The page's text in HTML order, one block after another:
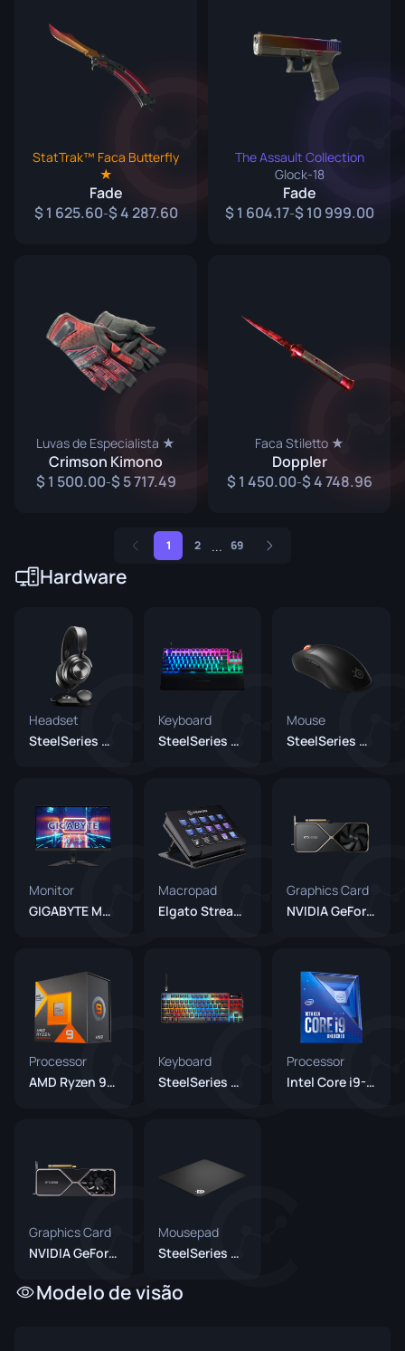
StatTrak™ Faca Butterfly
★
Fade
1 625.60- 4 287.60
The Assault Collection
Glock-18
Fade
1 604.17- 10 999.00
Luvas de Especialista ★
Crimson Kimono
1 500.00- 5 717.49
Faca Stiletto ★
Doppler
1 450.00- 4 748.96
1 2 ... 69
Hardware
Headset
SteelSeries Arctis Nova Pro
Keyboard
SteelSeries Apex Pro TKL (2023)
Mouse
SteelSeries Prime Wireless
Monitor
GIGABYTE M27Q X
Macropad
Elgato Stream Deck
Graphics Card
NVIDIA GeForce RTX 4090
Processor
AMD Ryzen 9 7950X3D
Keyboard
SteelSeries Apex Pro TKL Gen 3 Black
Processor
Intel Core i9-10900K
Graphics Card
NVIDIA GeForce RTX 3080
Mousepad
SteelSeries QcK Heavy
Modelo de visão